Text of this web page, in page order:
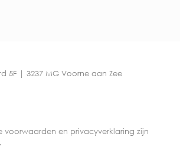
5F | 3237 MG Voorne aan Zee
voorwaarden en privacyverklaring zijn